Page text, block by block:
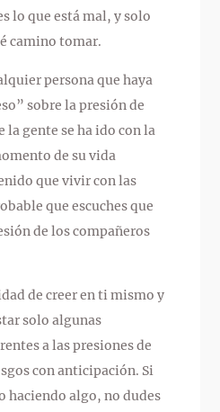
lo que está mal, y solo
camino tomar.
persona que haya
sobre la presión de
la gente se ha ido con la
de su vida
que vivir con las
que escuches que
de los compañeros
de creer en ti mismo y
solo algunas
a las presiones de
con anticipación. Si
haciendo algo, no dudes